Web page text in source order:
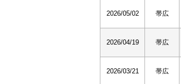
2026/05/02 帯広
2026/04/19 帯広
2026/03/21 帯広